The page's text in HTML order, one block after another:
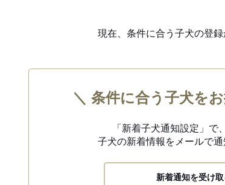
現在、条件に合う子犬の登録
＼ 条件に合う子犬を
「新着子犬通知設定」で、
子犬の新着情報をメールで
新着通知を受け